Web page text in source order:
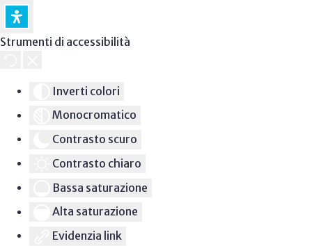
Strumenti di accessibilità
Inverti colori
Monocromatico
Contrasto scuro
Contrasto chiaro
Bassa saturazione
Alta saturazione
Evidenzia link